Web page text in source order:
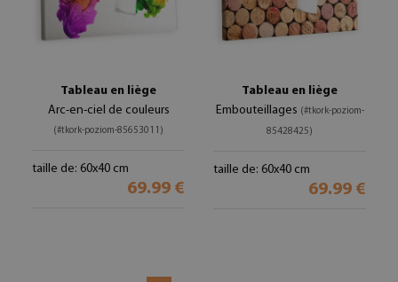
Tableau en liège
Arc-en-ciel de couleurs
(#tkork-poziom-85653011)
taille de: 60x40 cm
69.99 €
Tableau en liège
Embouteillages (#tkork-poziom-
85428425)
taille de: 60x40 cm
69.99 €